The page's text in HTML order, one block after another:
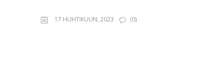
17 HUHTIKUUN, 2023 (0)